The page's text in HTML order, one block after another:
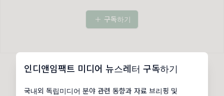
인디앤임팩트 미디어 뉴스레터 구독하기
국내외 독립미디어 분야 관련 동향과 자료 브리핑 및
구독하기
이번 뉴스레터 어떠셨나요?